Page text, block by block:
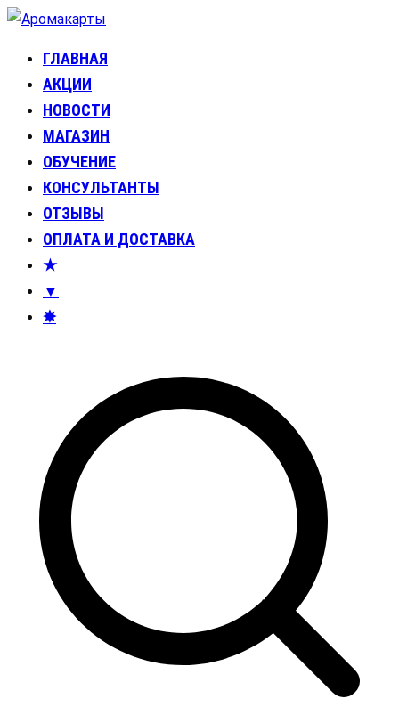
Перейти
содержимому
Аромакарты
Психологические эфирные карты • Аромапсихология
ГЛАВНАЯ
АКЦИИ
НОВОСТИ
МАГАЗИН
ОБУЧЕНИЕ
КОНСУЛЬТАНТЫ
ОТЗЫВЫ
ОПЛАТА И ДОСТАВКА
★
▼
✸